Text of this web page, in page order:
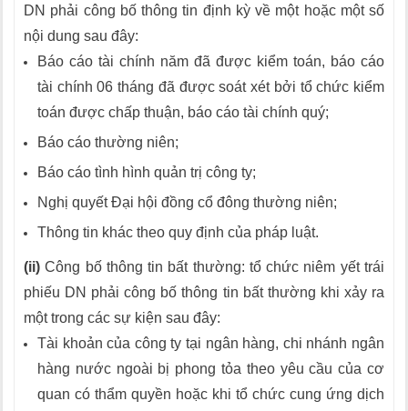
DN phải công bố thông tin định kỳ về một hoặc một số
nội dung sau đây:
Báo cáo tài chính năm đã được kiểm toán, báo cáo
tài chính 06 tháng đã được soát xét bởi tổ chức kiểm
toán được chấp thuận, báo cáo tài chính quý;
Báo cáo thường niên;
Báo cáo tình hình quản trị công ty;
Nghị quyết Đại hội đồng cổ đông thường niên;
Thông tin khác theo quy định của pháp luật.
(ii) Công bố thông tin bất thường: tổ chức niêm yết trái
phiếu DN phải công bố thông tin bất thường khi xảy ra
một trong các sự kiện sau đây:
Tài khoản của công ty tại ngân hàng, chi nhánh ngân
hàng nước ngoài bị phong tỏa theo yêu cầu của cơ
quan có thẩm quyền hoặc khi tổ chức cung ứng dịch